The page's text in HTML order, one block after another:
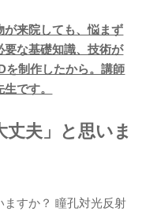
が来院しても、悩まず
要な基礎知識、技術が
を制作したから。講師
です。
夫」と思いま
ますか？ 瞳孔対光反射